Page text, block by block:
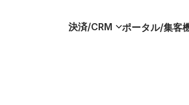
決済/CRM ポータル/集客